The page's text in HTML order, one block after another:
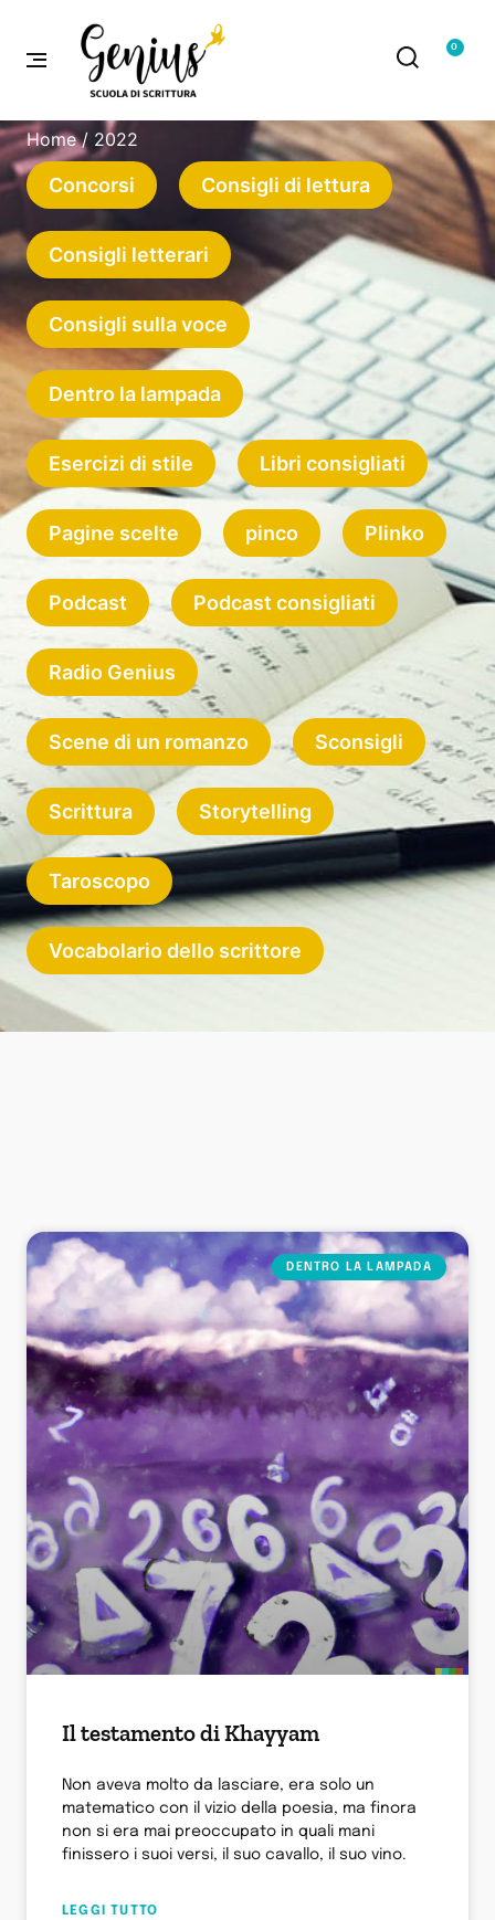
0
Home/ 2022
Concorsi Consigli di lettura
Consigli letterari
Consigli sulla voce
Dentro la lampada
Esercizi di stile Libri consigliati
Pagine scelte pinco Plinko
Podcast Podcast consigliati
Radio Genius
Scene di un romanzo Sconsigli
Scrittura Storytelling
Taroscopo
Vocabolario dello scrittore
DENTRO LA LAMPADA
Il testamento di Khayyam
Non aveva molto da lasciare, era solo un
matematico con il vizio della poesia, ma finora
non si era mai preoccupato in quali mani
finissero i suoi versi, il suo cavallo, il suo vino.
LEGGI TUTTO